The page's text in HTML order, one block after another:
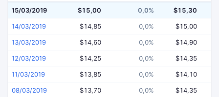
15/03/2019 $15,00 0,0% $15,30
14/03/2019 $14,85 0,0% $15,00
13/03/2019 $14,60 0,0% $14,90
12/03/2019 $14,25 0,0% $14,35
11/03/2019 $13,85 0,0% $14,10
08/03/2019 $13,70 0,0% $14,35